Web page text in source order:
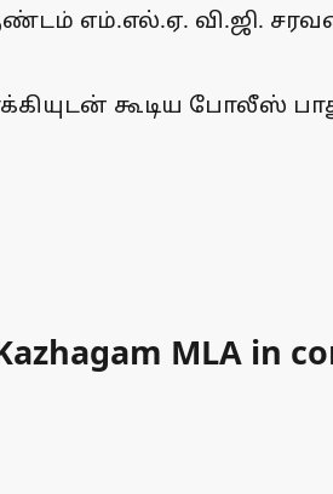
எம்.எல்.ஏ. வி.ஜி.
கூடிய போலீஸ்
MLA in